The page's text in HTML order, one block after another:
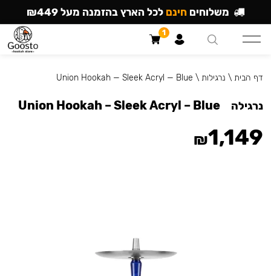
דף הבית \ נרגילות \
Union Hookah — Sleek Acryl — Blue
נרגילה Union Hookah – Sleek Acryl – Blue
₪1,149
משלוחים חינם לכל הארץ בהזמנה מעל ₪449
1